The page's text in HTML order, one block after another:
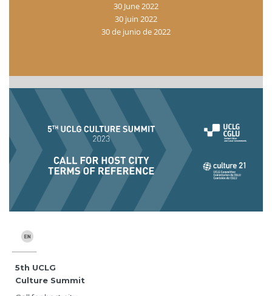
30 June 2022
30 juin 2022
30 de junio de 2022
5th UCLG
Culture Summit